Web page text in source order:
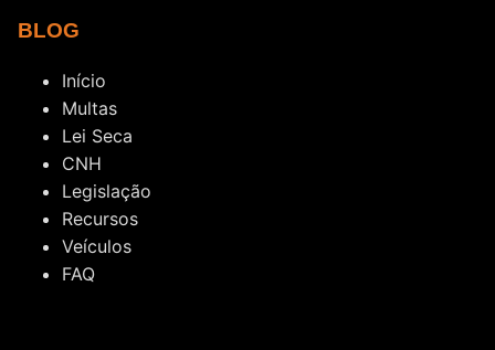
BLOG
Início
Multas
Lei Seca
CNH
Legislação
Recursos
Veículos
FAQ